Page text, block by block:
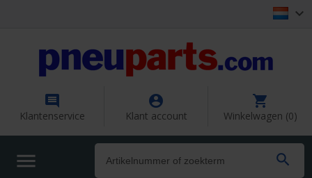


Klantenservice

Klant account

Winkelwagen (0)
 